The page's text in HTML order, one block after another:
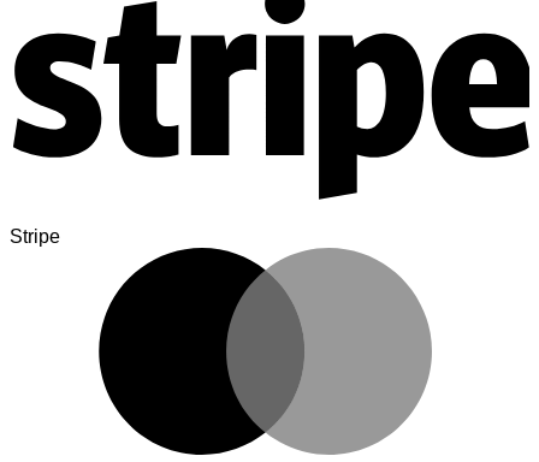
Stripe